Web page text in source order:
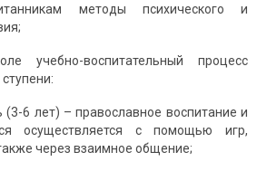
методы психического и
учебно-воспитательный процесс
6 лет) – православное воспитание и
осуществляется с помощью игр,
через взаимное общение;